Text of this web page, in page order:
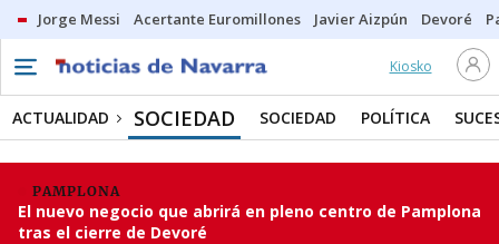
Jorge Messi Acertante Euromillones Javier Aizpún Devoré
Kiosko
ACTUALIDAD SOCIEDAD SOCIEDAD POLÍTICA
PAMPLONA
El nuevo negocio que abrirá en pleno centro de Pamplona
tras el cierre de Devoré